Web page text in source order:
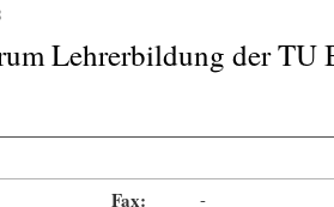
Lehrerbildung der TU
Fax: -